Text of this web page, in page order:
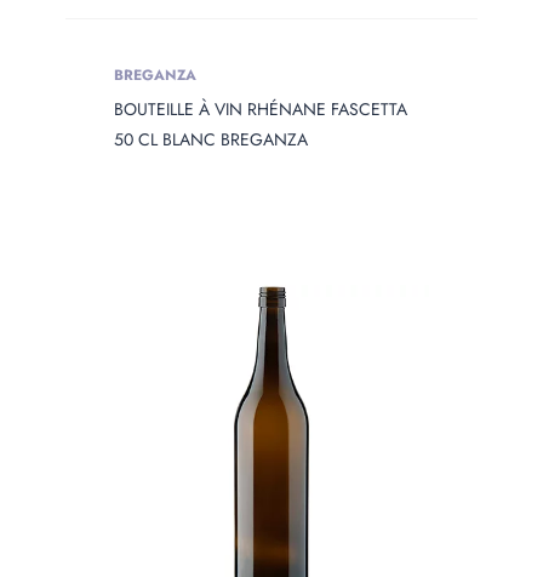
BREGANZA
BOUTEILLE À VIN RHÉNANE FASCETTA
50 CL BLANC BREGANZA